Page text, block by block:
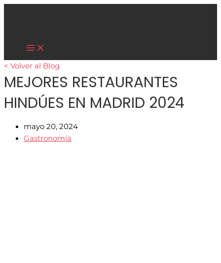
Ir
Main
< Volver al Blog
MEJORES RESTAURANTES
HINDÚES EN MADRID 2024
mayo 20, 2024
Gastronomía